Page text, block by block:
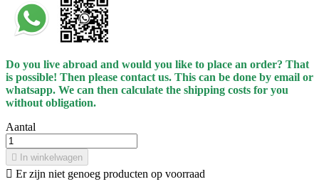
Do you live abroad and would you like to place an order? That
is possible! Then please contact us. This can be done by email or
whatsapp. We can then calculate the shipping costs for you
without obligation.
Aantal
 In winkelwagen
 Er zijn niet genoeg producten op voorraad